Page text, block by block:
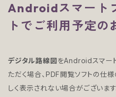
Androidスマート
トでご利用予定の
デジタル路線図をAndroidスマー
ただく場合、PDF閲覧ソフトの仕
しく表示されない場合がございます